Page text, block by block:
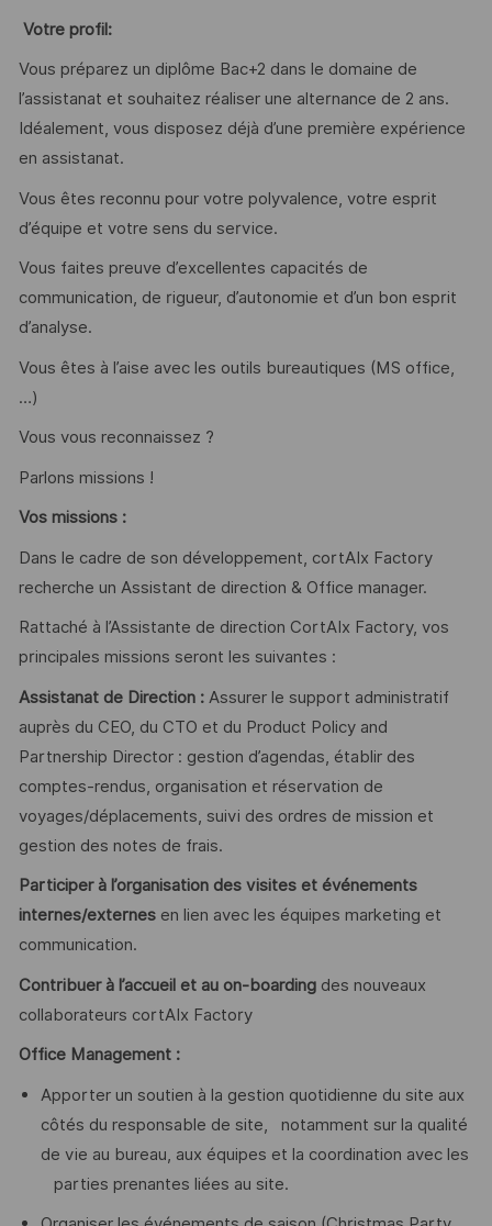
Votre profil:
Vous préparez un diplôme Bac+2 dans le domaine de
l’assistanat et souhaitez réaliser une alternance de 2 ans.
Idéalement, vous disposez déjà d’une première expérience
en assistanat.
Vous êtes reconnu pour votre polyvalence, votre esprit
d’équipe et votre sens du service.
Vous faites preuve d’excellentes capacités de
communication, de rigueur, d’autonomie et d’un bon esprit
d’analyse.
Vous êtes à l’aise avec les outils bureautiques (MS office,
…)
Vous vous reconnaissez ?
Parlons missions !
Vos missions :
Dans le cadre de son développement, cortAIx Factory
recherche un Assistant de direction & Office manager.
Rattaché à l’Assistante de direction CortAIx Factory, vos
principales missions seront les suivantes :
Assistanat de Direction : Assurer le support administratif
auprès du CEO, du CTO et du Product Policy and
Partnership Director : gestion d’agendas, établir des
comptes-rendus, organisation et réservation de
voyages/déplacements, suivi des ordres de mission et
gestion des notes de frais.
Participer à l’organisation des visites et événements
internes/externesen lien avec les équipes marketing et
communication.
Contribuer à l’accueil et au on-boarding des nouveaux
collaborateurs cortAIx Factory
Office Management :
Apporter un soutien à la gestion quotidienne du site aux
côtés du responsable de site, notamment sur la qualité
de vie au bureau, aux équipes et la coordination avec les
parties prenantes liées au site.